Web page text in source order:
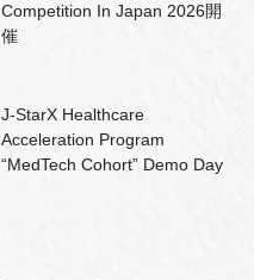
Competition In Japan 2026開
催
J-StarX Healthcare
Acceleration Program
“MedTech Cohort” Demo Day